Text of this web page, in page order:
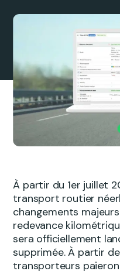
À partir du 1er juillet
transport routier
changements
redevance
sera officiellement
supprimée. À partir
transporteurs